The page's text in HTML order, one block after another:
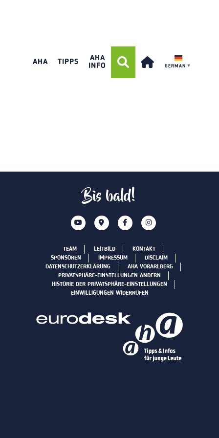
AHA TIPPS
AHA
INFO
GERMAN ▼
Bis bald!
TEAM LEITBILD
KONTAKT
SPONSOREN
IMPRESSUM
DISCLAIM
DATENSCHUTZERKLÄRUNG
AHA VORARLBERG
PRIVATSPHÄRE-EINSTELLUNGEN ÄNDERN
HISTORIE DER PRIVATSPHÄRE-EINSTELLUNGEN
EINWILLIGUNGEN WIDERRUFEN